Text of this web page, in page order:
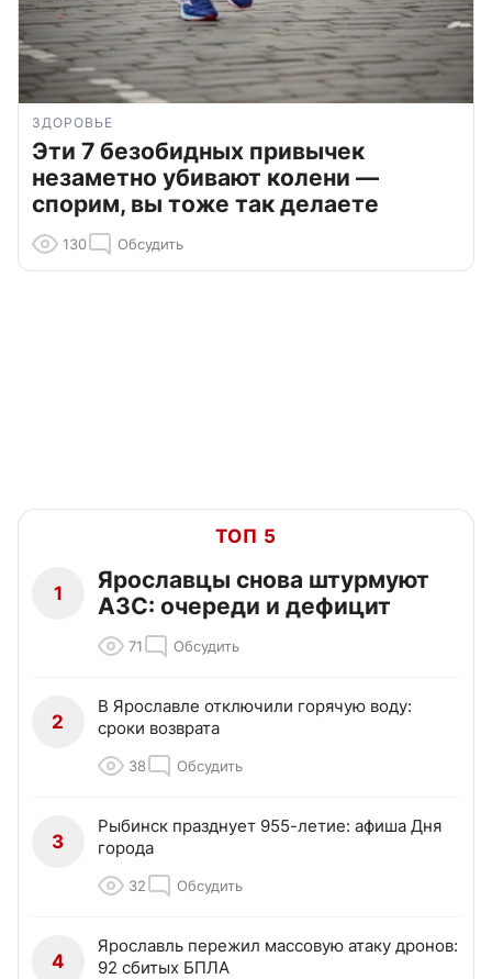
ЗДОРОВЬЕ
Эти 7 безобидных привычек
незаметно убивают колени —
спорим, вы тоже так делаете
130 Обсудить
ТОП 5
1
Ярославцы снова штурмуют
АЗС: очереди и дефицит
71 Обсудить
2
В Ярославле отключили горячую воду:
сроки возврата
38 Обсудить
3
Рыбинск празднует 955-летие: афиша Дня
города
32 Обсудить
4
Ярославль пережил массовую атаку дронов:
92 сбитых БПЛА